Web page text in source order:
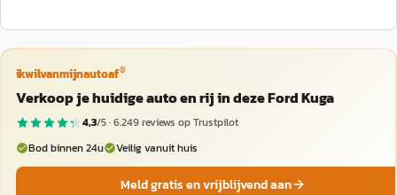
ikwilvanmijnautoaf®
Verkoop je huidige auto en rij in deze Ford Kuga
4,3/5 ·6.249reviews op Trustpilot
Bod binnen 24u
Veilig vanuit huis
Meld gratis en vrijblijvend aan